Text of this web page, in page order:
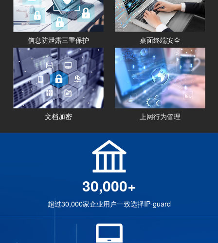
信息防泄露三重保护 桌面终端安全
文档加密 上网行为管理
30,000+
超过30,000家企业用户一致选择IP-guard